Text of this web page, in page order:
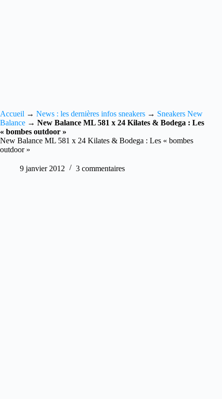
Accueil → News : les dernières infos sneakers → Sneakers New
Balance → New Balance ML 581 x 24 Kilates & Bodega : Les
« bombes outdoor »
New Balance ML 581 x 24 Kilates & Bodega : Les « bombes
outdoor »
9 janvier 2012 3 commentaires